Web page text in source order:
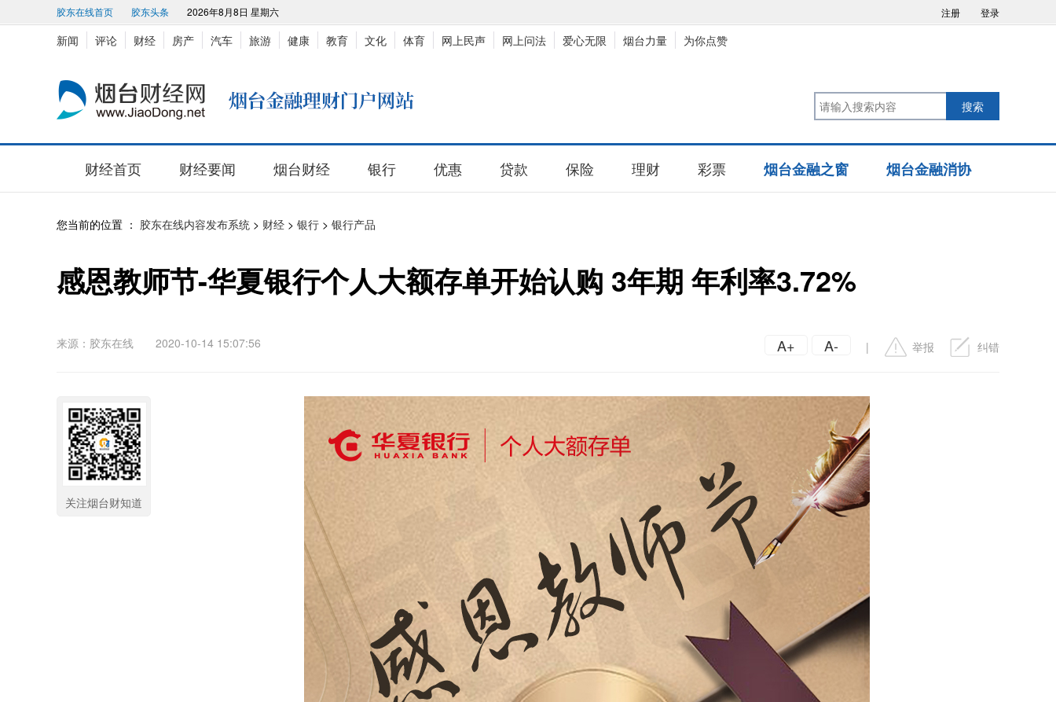
胶东在线首页 胶东头条 2026年8月8日 星期六 注册 登录
新闻 评论 财经 房产 汽车 旅游 健康 教育 文化 体育 网上民声 网上问法 爱心无限 烟台力量 为你点赞
财经首页 财经要闻 烟台财经 银行 优惠 贷款 保险 理财 彩票 烟台金融之窗 烟台金融消协
您当前的位置 ： 胶东在线内容发布系统 > 财经 > 银行 > 银行产品
感恩教师节-华夏银行个人大额存单开始认购 3年期 年利率3.72%
来源：胶东在线 2020-10-14 15:07:56 A+ A- | 举报 纠错
关注烟台财知道